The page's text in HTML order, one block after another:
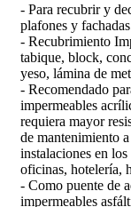
- Para recubrir y
plafones y
- Recubrimiento
tabique, block,
yeso, lámina de
- Recomendado
impermeables
requiera mayor
de mantenimiento
instalaciones en
oficinas, hotelería,
- Como puente de
impermeables